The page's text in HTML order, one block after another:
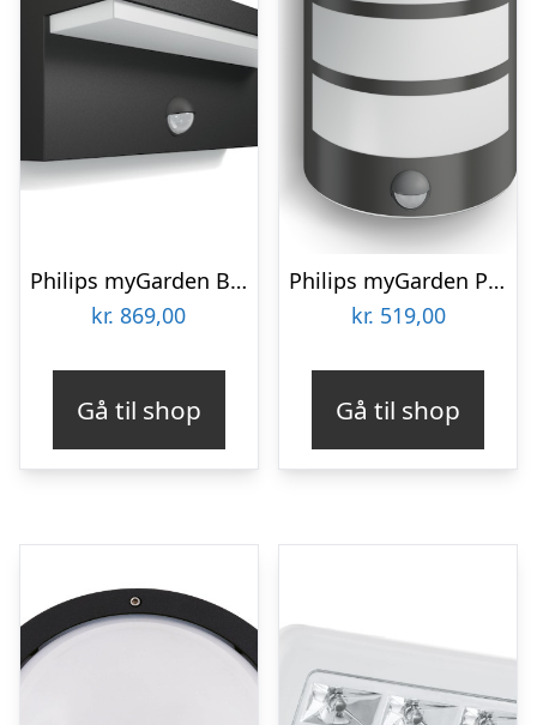
Philips myGarden Bustan udendørs væglampe med sensor
kr. 869,00
Gå til shop
Philips myGarden Python udendørs væglampe med sensor, 2700K
kr. 519,00
Gå til shop